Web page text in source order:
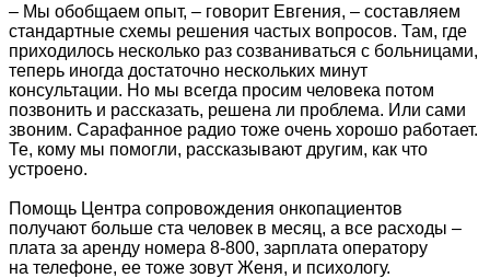
– Мы обобщаем опыт, – говорит Евгения, – составляем
стандартные схемы решения частых вопросов. Там, где
приходилось несколько раз созваниваться с больницами,
теперь иногда достаточно нескольких минут
консультации. Но мы всегда просим человека потом
позвонить и рассказать, решена ли проблема. Или сами
звоним. Сарафанное радио тоже очень хорошо работает.
Те, кому мы помогли, рассказывают другим, как что
устроено.
Помощь Центра сопровождения онкопациентов
получают больше ста человек в месяц, а все расходы –
плата за аренду номера 8-800, зарплата оператору
на телефоне, ее тоже зовут Женя, и психологу.